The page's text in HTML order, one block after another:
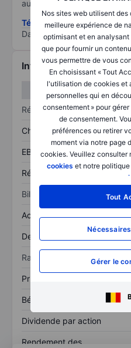
Nos sites web utilisent
meilleure expérience de
optimisant et en
que pour fournir un
vous permettre de vous
En choisissant « Tout
l'utilisation de cookies et
personnelles qui en
consentement » pour
de consentement.
préférences ou retirer
moment via notre page
cookies. Veuillez consulter
cookies et notre
Tout
Gérer le
au risque le plus élevé).
Télécharger la
Data provided by
Informations financières
Résultats
Chiffre d’affaires
EBITDA
Résultat net
Bilan
Actif total
Dette totale
Ratios
Prix / ventes
Bénéfice par action
Dividende par action
Rendement des